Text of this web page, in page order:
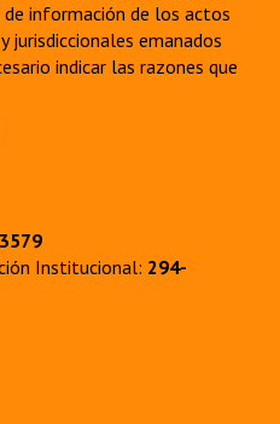
información de los actos
emanados
indicar las razones que
Institucional: 294-